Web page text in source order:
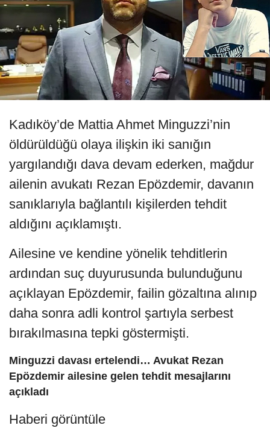
Kadıköy’de Mattia Ahmet Minguzzi’nin
öldürüldüğü olaya ilişkin iki sanığın
yargılandığı dava devam ederken, mağdur
ailenin avukatı Rezan Epözdemir, davanın
sanıklarıyla bağlantılı kişilerden tehdit
aldığını açıklamıştı.
Ailesine ve kendine yönelik tehditlerin
ardından suç duyurusunda bulunduğunu
açıklayan Epözdemir, failin gözaltına alınıp
daha sonra adli kontrol şartıyla serbest
bırakılmasına tepki göstermişti.
Minguzzi davası ertelendi… Avukat Rezan
Epözdemir ailesine gelen tehdit mesajlarını
açıkladı
Haberi görüntüle